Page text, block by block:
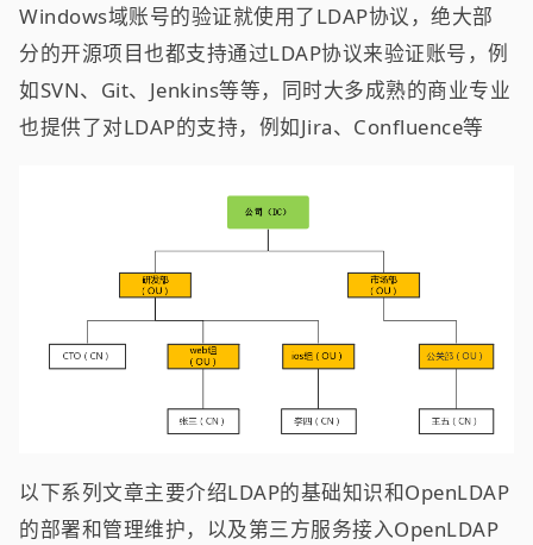
Windows域账号的验证就使用了LDAP协议，绝大部
分的开源项目也都支持通过LDAP协议来验证账号，例
如SVN、Git、Jenkins等等，同时大多成熟的商业专业
也提供了对LDAP的支持，例如Jira、Confluence等
以下系列文章主要介绍LDAP的基础知识和OpenLDAP
的部署和管理维护，以及第三方服务接入OpenLDAP